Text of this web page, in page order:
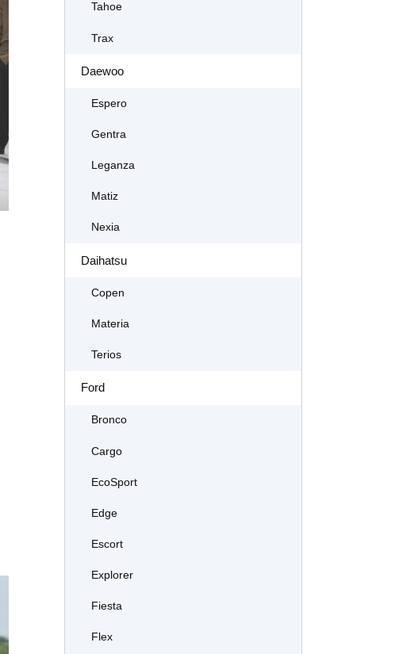
Tahoe
Trax
Daewoo
Espero
Gentra
Leganza
Matiz
Nexia
Daihatsu
Copen
Materia
Terios
Ford
Bronco
Cargo
EcoSport
Edge
Escort
Explorer
Fiesta
Flex